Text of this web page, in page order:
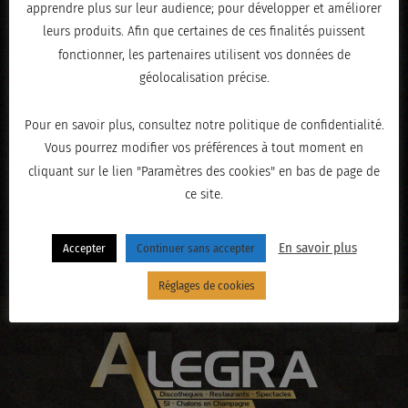
« PRÉCÉDENT
apprendre plus sur leur audience; pour développer et améliorer
leurs produits. Afin que certaines de ces finalités puissent
fonctionner, les partenaires utilisent vos données de
géolocalisation précise.
Pour en savoir plus, consultez notre politique de confidentialité.
Vous pourrez modifier vos préférences à tout moment en
cliquant sur le lien "Paramètres des cookies" en bas de page de
ce site.
Accepter Continuer sans accepter En savoir plus
Réglages de cookies